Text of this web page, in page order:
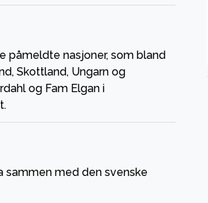
påmeldte nasjoner, som bland
Skottland, Ungarn og
og Fam Elgan i
sammen med den svenske